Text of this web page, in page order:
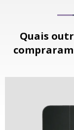
Quais